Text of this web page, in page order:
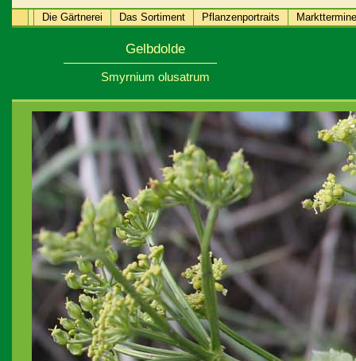
Die Gärtnerei Das Sortiment Pflanzenportraits Markttermine
Gelbdolde
Smyrnium olusatrum